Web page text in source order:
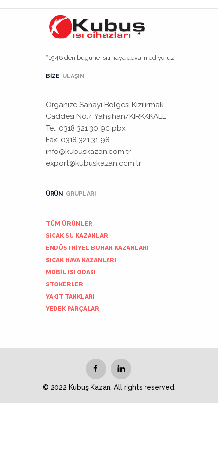
“1948’den bugüne ısıtmaya devam ediyoruz”
BIZE ULAŞIN
Organize Sanayi Bölgesi Kızılırmak
Caddesi No:4 Yahşihan/KIRKKKALE
Tel: 0318 321 30 90 pbx
Fax: 0318 321 31 98
info@kubuskazan.com.tr
export@kubuskazan.com.tr
.
ÜRÜN GRUPLARI
TÜM ÜRÜNLER
SICAK SU KAZANLARI
ENDÜSTRİYEL BUHAR KAZANLARI
SICAK HAVA KAZANLARI
MOBİL ISI ODASI
STOKERLER
YAKIT TANKLARI
YEDEK PARÇALAR
© 2022 Kubuş Kazan. All rights reserved.